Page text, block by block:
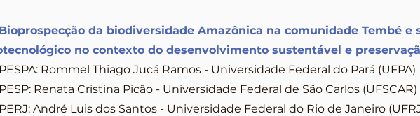
da biodiversidade Amazônica na comunidade Tembé e
no contexto do desenvolvimento sustentável e
Rommel Thiago Jucá Ramos - Universidade Federal do Pará (UFPA)
Renata Cristina Picão - Universidade Federal de São Carlos (UFSCAR)
André Luis dos Santos - Universidade Federal do Rio de Janeiro